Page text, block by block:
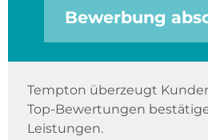
Bewerbung
Tempton überzeugt
Top-Bewertungen
Leistungen.